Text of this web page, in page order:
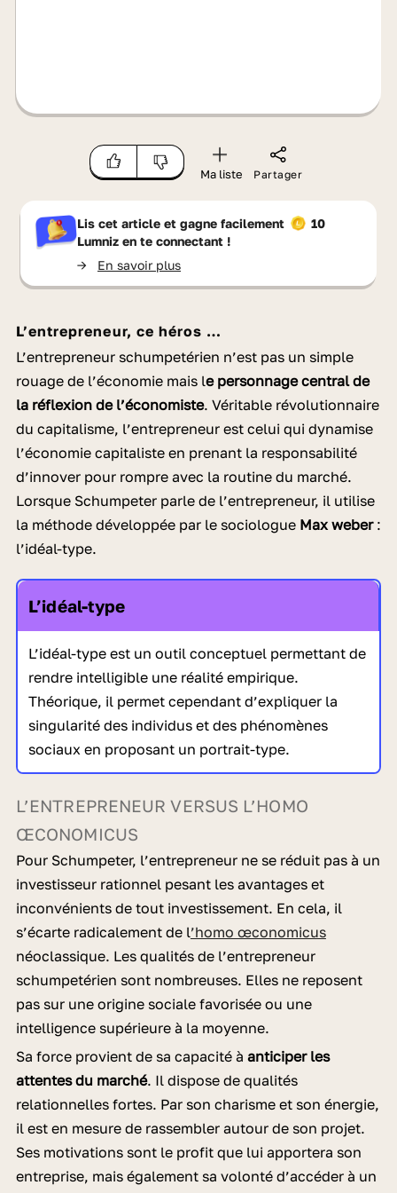
Ma liste Partager
Lis cet article et gagne facilement
10
Lumniz en te connectant !
-> En savoir plus
L’entrepreneur, ce héros …
L’entrepreneur schumpetérien n’est pas un simple
rouage de l’économie mais le personnage central de
la réflexion de l’économiste. Véritable révolutionnaire
du capitalisme, l’entrepreneur est celui qui dynamise
l’économie capitaliste en prenant la responsabilité
d’innover pour rompre avec la routine du marché.
Lorsque Schumpeter parle de l’entrepreneur, il utilise
la méthode développée par le sociologueMax weber:
l’idéal-type.
L’idéal-type
L’idéal-type est un outil conceptuel permettant de
rendre intelligible une réalité empirique.
Théorique, il permet cependant d’expliquer la
singularité des individus et des phénomènes
sociaux en proposant un portrait-type.
L’ENTREPRENEUR VERSUS L’HOMO
ŒCONOMICUS
Pour Schumpeter, l’entrepreneur ne se réduit pas à un
investisseur rationnel pesant les avantages et
inconvénients de tout investissement. En cela, il
s’écarte radicalement de l’homo œconomicus
néoclassique. Les qualités de l’entrepreneur
schumpetérien sont nombreuses. Elles ne reposent
pas sur une origine sociale favorisée ou une
intelligence supérieure à la moyenne.
Sa force provient de sa capacité à anticiper les
attentes du marché. Il dispose de qualités
relationnelles fortes. Par son charisme et son énergie,
il est en mesure de rassembler autour de son projet.
Ses motivations sont le profit que lui apportera son
entreprise, mais également sa volonté d’accéder à un